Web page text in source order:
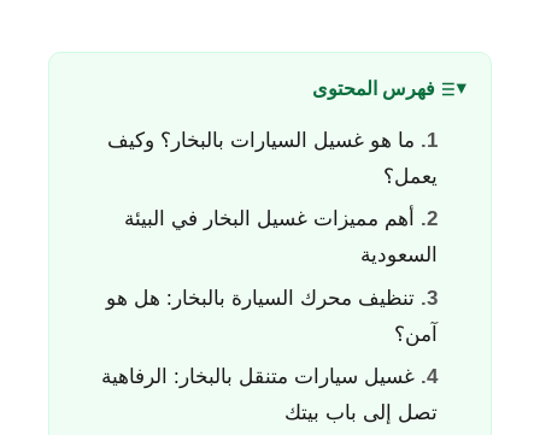
فهرس المحتوى
ما هو غسيل السيارات بالبخار؟ وكيف
يعمل؟
أهم مميزات غسيل البخار في البيئة
السعودية
تنظيف محرك السيارة بالبخار: هل هو
آمن؟
غسيل سيارات متنقل بالبخار: الرفاهية
تصل إلى باب بيتك